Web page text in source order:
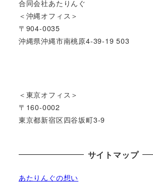
合同会社あたりんぐ
＜沖縄オフィス＞
〒904-0035
沖縄県沖縄市南桃原4-39-19 503
＜東京オフィス＞
〒160-0002
東京都新宿区四谷坂町3-9
サイトマップ
あたりんぐの想い